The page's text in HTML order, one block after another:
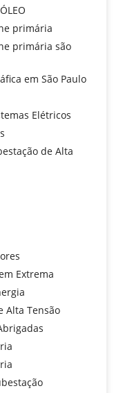
primária
primária são
em São Paulo
Elétricos
de Alta
Extrema
Alta Tensão